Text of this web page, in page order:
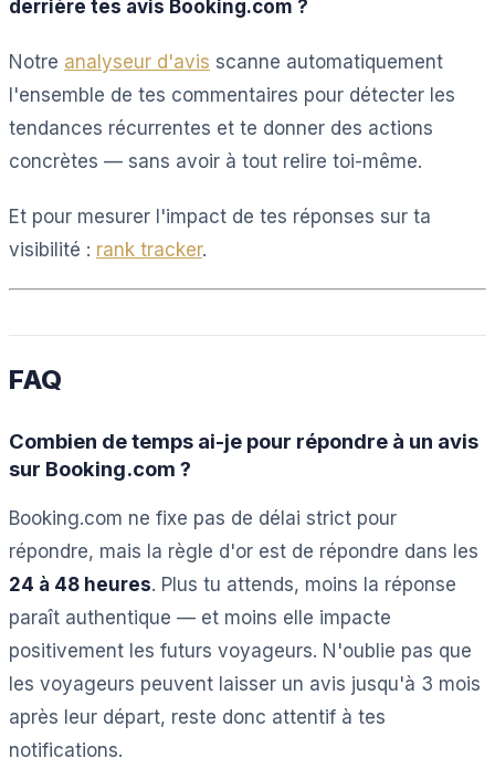
derrière tes avis Booking.com ?
Notre analyseur d'avis scanne automatiquement
l'ensemble de tes commentaires pour détecter les
tendances récurrentes et te donner des actions
concrètes — sans avoir à tout relire toi-même.
Et pour mesurer l'impact de tes réponses sur ta
visibilité : rank tracker.
FAQ
Combien de temps ai-je pour répondre à un avis
sur Booking.com ?
Booking.com ne fixe pas de délai strict pour
répondre, mais la règle d'or est de répondre dans les
24 à 48 heures. Plus tu attends, moins la réponse
paraît authentique — et moins elle impacte
positivement les futurs voyageurs. N'oublie pas que
les voyageurs peuvent laisser un avis jusqu'à 3 mois
après leur départ, reste donc attentif à tes
notifications.